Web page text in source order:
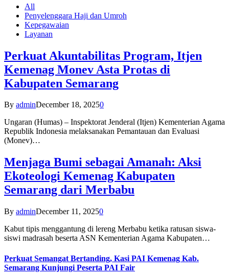
All
Penyelenggara Haji dan Umroh
Kepegawaian
Layanan
Perkuat Akuntabilitas Program, Itjen
Kemenag Monev Asta Protas di
Kabupaten Semarang
By adminDecember 18, 20250
Ungaran (Humas) – Inspektorat Jenderal (Itjen) Kementerian Agama
Republik Indonesia melaksanakan Pemantauan dan Evaluasi
(Monev)…
Menjaga Bumi sebagai Amanah: Aksi
Ekoteologi Kemenag Kabupaten
Semarang dari Merbabu
By adminDecember 11, 20250
Kabut tipis menggantung di lereng Merbabu ketika ratusan siswa-
siswi madrasah beserta ASN Kementerian Agama Kabupaten…
Perkuat Semangat Bertanding, Kasi PAI Kemenag Kab.
Semarang Kunjungi Peserta PAI Fair